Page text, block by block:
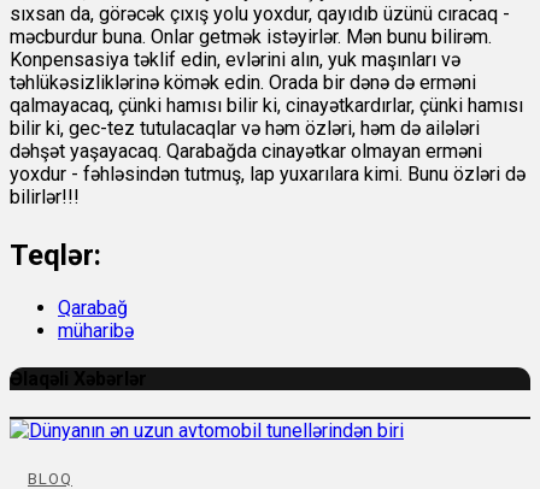
sıxsan da, görəcək çıxış yolu yoxdur, qayıdıb üzünü cıracaq -
məcburdur buna. Onlar getmək istəyirlər. Mən bunu bilirəm.
Konpensasiya təklif edin, evlərini alın, yuk maşınları və
təhlükəsizliklərinə kömək edin. Orada bir dənə də erməni
qalmayacaq, çünki hamısı bilir ki, cinayətkardırlar, çünki hamısı
bilir ki, gec-tez tutulacaqlar və həm özləri, həm də ailələri
dəhşət yaşayacaq. Qarabağda cinayətkar olmayan erməni
yoxdur - fəhləsindən tutmuş, lap yuxarılara kimi. Bunu özləri də
bilirlər!!!
Teqlər:
Qarabağ
müharibə
Əlaqəli Xəbərlər
BLOQ